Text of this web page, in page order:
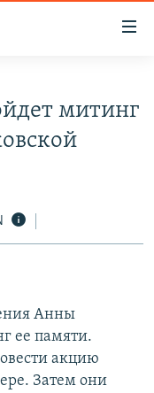
митинг
Анны
ее памяти.
акцию
Затем они